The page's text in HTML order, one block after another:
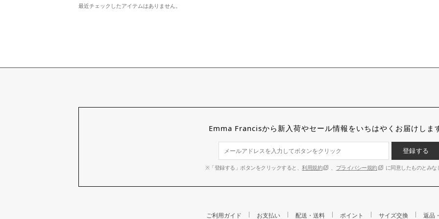
最近チェックしたアイテムはありません。
Emma Francisから新入荷やセール情報をいちはやくお届けしま
登録する
※「登録する」ボタンをクリックすると、利用規約 プライバシー規約 に同意したものとみな
ご利用ガイド お支払い 配送・送料 ポイント サイズ交換 返品